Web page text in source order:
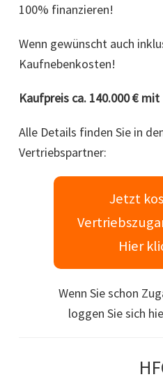
100% finanzieren!
Wenn gewünscht auch
Kaufnebenkosten!
Kaufpreis ca. 140.000 €
Alle Details finden Sie in
Vertriebspartner:
Jetzt
Hier
Wenn Sie schon
loggen Sie sich